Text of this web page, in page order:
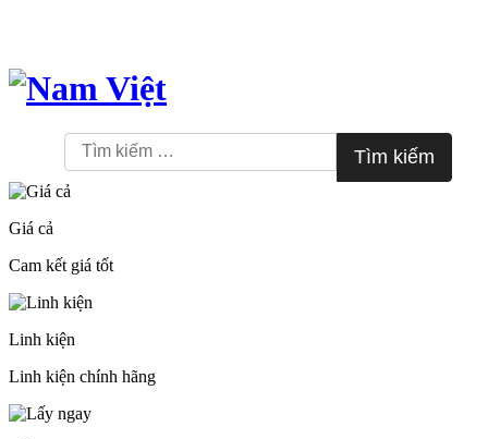
Skip
cho:
Giá cả
Cam kết giá tốt
Linh kiện
Linh kiện chính hãng